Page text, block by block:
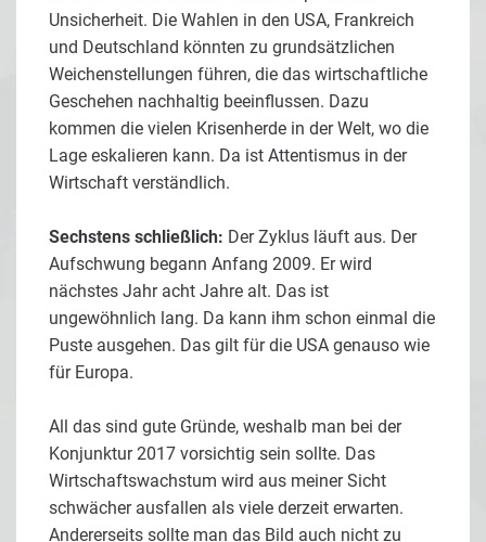
Unsicherheit. Die Wahlen in den USA, Frankreich
und Deutschland könnten zu grundsätzlichen
Weichenstellungen führen, die das wirtschaftliche
Geschehen nachhaltig beeinflussen. Dazu
kommen die vielen Krisenherde in der Welt, wo die
Lage eskalieren kann. Da ist Attentismus in der
Wirtschaft verständlich.
Sechstens schließlich: Der Zyklus läuft aus. Der
Aufschwung begann Anfang 2009. Er wird
nächstes Jahr acht Jahre alt. Das ist
ungewöhnlich lang. Da kann ihm schon einmal die
Puste ausgehen. Das gilt für die USA genauso wie
für Europa.
All das sind gute Gründe, weshalb man bei der
Konjunktur 2017 vorsichtig sein sollte. Das
Wirtschaftswachstum wird aus meiner Sicht
schwächer ausfallen als viele derzeit erwarten.
Andererseits sollte man das Bild auch nicht zu